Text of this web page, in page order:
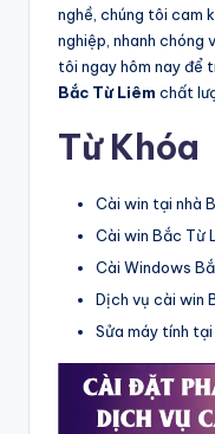
nghề, chúng tôi cam
nghiệp, nhanh chóng
tôi ngay hôm nay để
Bắc Từ Liêm chất
Từ Khóa
Cài win tại nhà
Cài win Bắc Từ
Cài Windows
Dịch vụ cài win
Sửa máy tính